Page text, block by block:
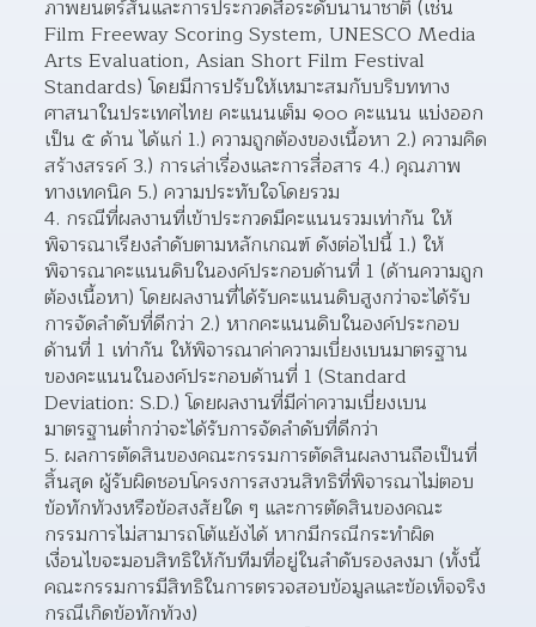
ภาพยนตร์สั้นและการประกวดสื่อระดับนานาชาติ (เช่น
Film Freeway Scoring System, UNESCO Media
Arts Evaluation, Asian Short Film Festival
Standards) โดยมีการปรับให้เหมาะสมกับบริบททาง
ศาสนาในประเทศไทย คะแนนเต็ม ๑๐๐ คะแนน แบ่งออก
เป็น ๕ ด้าน ได้แก่ 1.) ความถูกต้องของเนื้อหา 2.) ความคิด
สร้างสรรค์ 3.) การเล่าเรื่องและการสื่อสาร 4.) คุณภาพ
ทางเทคนิค 5.) ความประทับใจโดยรวม
กรณีที่ผลงานที่เข้าประกวดมีคะแนนรวมเท่ากัน ให้
พิจารณาเรียงลำดับตามหลักเกณฑ์ ดังต่อไปนี้ 1.) ให้
พิจารณาคะแนนดิบในองค์ประกอบด้านที่ 1 (ด้านความถูก
ต้องเนื้อหา) โดยผลงานที่ได้รับคะแนนดิบสูงกว่าจะได้รับ
การจัดลำดับที่ดีกว่า 2.) หากคะแนนดิบในองค์ประกอบ
ด้านที่ 1 เท่ากัน ให้พิจารณาค่าความเบี่ยงเบนมาตรฐาน
ของคะแนนในองค์ประกอบด้านที่ 1 (Standard
Deviation: S.D.) โดยผลงานที่มีค่าความเบี่ยงเบน
มาตรฐานต่ำกว่าจะได้รับการจัดลำดับที่ดีกว่า
ผลการตัดสินของคณะกรรมการตัดสินผลงานถือเป็นที่
สิ้นสุด ผู้รับผิดชอบโครงการสงวนสิทธิที่พิจารณาไม่ตอบ
ข้อทักท้วงหรือข้อสงสัยใด ๆ และการตัดสินของคณะ
กรรมการไม่สามารถโต้แย้งได้ หากมีกรณีกระทำผิด
เงื่อนไขจะมอบสิทธิให้กับทีมที่อยู่ในลำดับรองลงมา (ทั้งนี้
คณะกรรมการมีสิทธิในการตรวจสอบข้อมูลและข้อเท็จจริง
กรณีเกิดข้อทักท้วง)